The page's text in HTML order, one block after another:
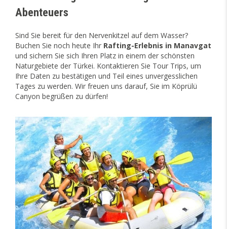
Abenteuers
Sind Sie bereit für den Nervenkitzel auf dem Wasser?
Buchen Sie noch heute Ihr Rafting-Erlebnis in Manavgat
und sichern Sie sich Ihren Platz in einem der schönsten
Naturgebiete der Türkei. Kontaktieren Sie Tour Trips, um
Ihre Daten zu bestätigen und Teil eines unvergesslichen
Tages zu werden. Wir freuen uns darauf, Sie im Köprülü
Canyon begrüßen zu dürfen!